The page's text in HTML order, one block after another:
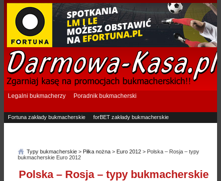
Legalni bukmacherzy Poradnik bukmacherski
Fortuna zakłady bukmacherskie
forBET zakłady bukmacherskie
Typy bukmacherskie > Piłka nożna > Euro 2012 > Polska – Rosja – typy
bukmacherskie Euro 2012
Polska – Rosja – typy bukmacherskie